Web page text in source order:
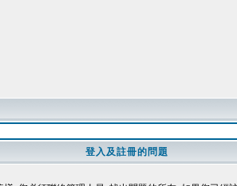
登入及註冊的問題